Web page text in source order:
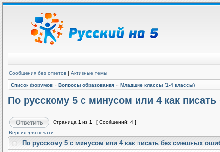
Сообщения без ответов | Активные темы
Список форумов » Вопросы образования » Младшие классы (1-4 классы)
По русскому 5 с минусом или 4 как
Страница 1 из 1
[ Сообщений: 4 ]
Версия для печати
По русскому 5 с минусом или 4 как писать без смешных